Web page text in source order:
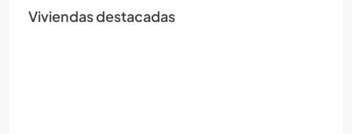
Viviendas destacadas